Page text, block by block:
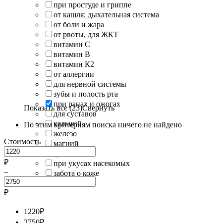
при простуде и гриппе
от кашля; дыхательная система
от боли и жара
от рвоты, для ЖКТ
витамин С
витамин В
витамин К2
от аллергии
для нервной системы
зубы и полость рта
при ранах и ожогах
для суставов
кальций
железо
магний
при укусах насекомых
забота о коже
Показать все (23)Свернуть
По этим критериям поиска ничего не найдено
Стоимость
₽
–
₽
1220₽